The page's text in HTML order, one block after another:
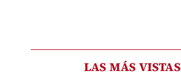
LAS MÁS VISTAS